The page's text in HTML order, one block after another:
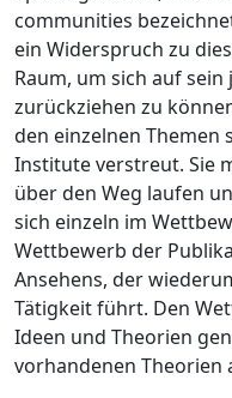
communities
ein Widerspruch zu
Raum, um sich auf
zurückziehen zu
den einzelnen Themen
Institute verstreut. Sie
über den Weg laufen
sich einzeln im
Wettbewerb der
Ansehens, der
Tätigkeit führt. Den
Ideen und Theorien
vorhandenen Theorien